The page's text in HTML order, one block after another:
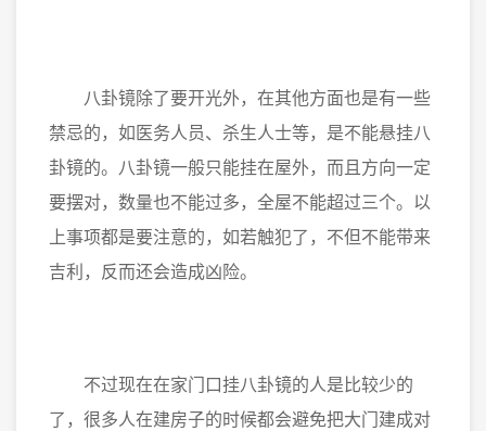
八卦镜除了要开光外，在其他方面也是有一些
禁忌的，如医务人员、杀生人士等，是不能悬挂八
卦镜的。八卦镜一般只能挂在屋外，而且方向一定
要摆对，数量也不能过多，全屋不能超过三个。以
上事项都是要注意的，如若触犯了，不但不能带来
吉利，反而还会造成凶险。
不过现在在家门口挂八卦镜的人是比较少的
了，很多人在建房子的时候都会避免把大门建成对